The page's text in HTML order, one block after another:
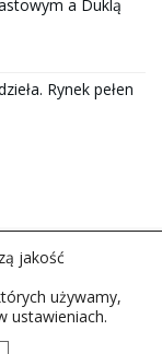
a Duklą
Rynek pełen
w likwidacj.
jakość
używamy,
ustawieniach.